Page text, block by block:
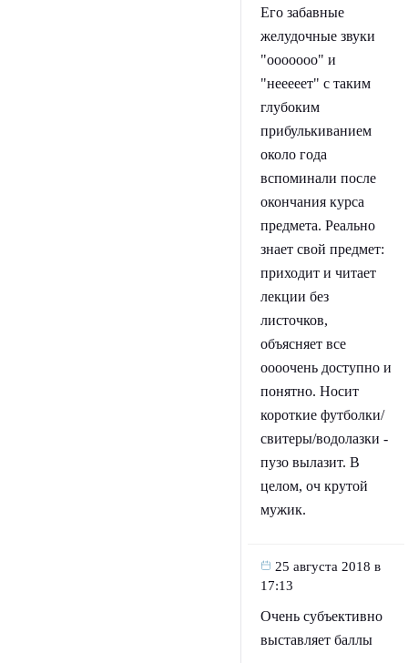
Его забавные
желудочные звуки
"ооооооо" и
"нееееет" с таким
глубоким
прибулькиванием
около года
вспоминали после
окончания курса
предмета. Реально
знает свой предмет:
приходит и читает
лекции без
листочков,
объясняет все
оооочень доступно и
понятно. Носит
короткие футболки/
свитеры/водолазки -
пузо вылазит. В
целом, оч крутой
мужик.
25 августа 2018 в
17:13
Очень субъективно
выставляет баллы